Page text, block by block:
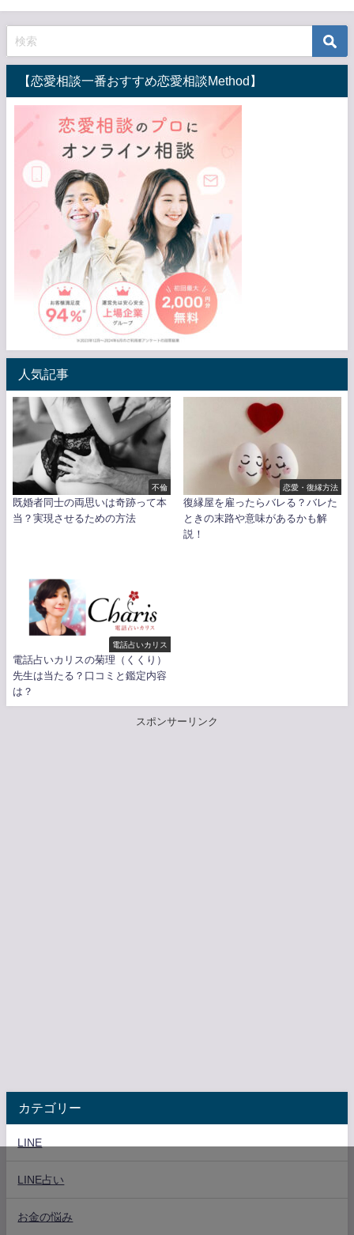
【恋愛相談一番おすすめ恋愛相談Method】
人気記事
不倫
既婚者同士の両思いは奇跡って本
当？実現させるための方法
恋愛・復縁方法
復縁屋を雇ったらバレる？バレた
ときの末路や意味があるかも解
説！
電話占いカリス
電話占いカリスの菊理（くくり）
先生は当たる？口コミと鑑定内容
は？
スポンサーリンク
カテゴリー
LINE
LINE占い
お金の悩み